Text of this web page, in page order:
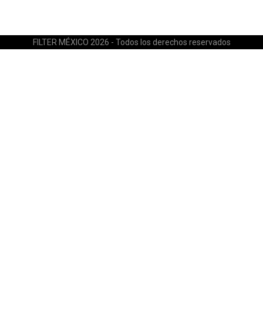
FILTER MÉXICO 2026 - Todos los derechos reservados